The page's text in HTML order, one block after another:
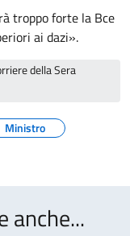
troppo forte la Bce
ai dazi».
della Sera
Ministro
anche...